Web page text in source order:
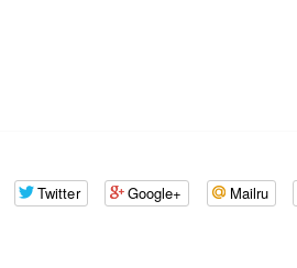
Twitter Google+ Mailru